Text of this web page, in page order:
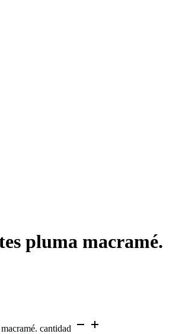
pluma macramé.
cantidad